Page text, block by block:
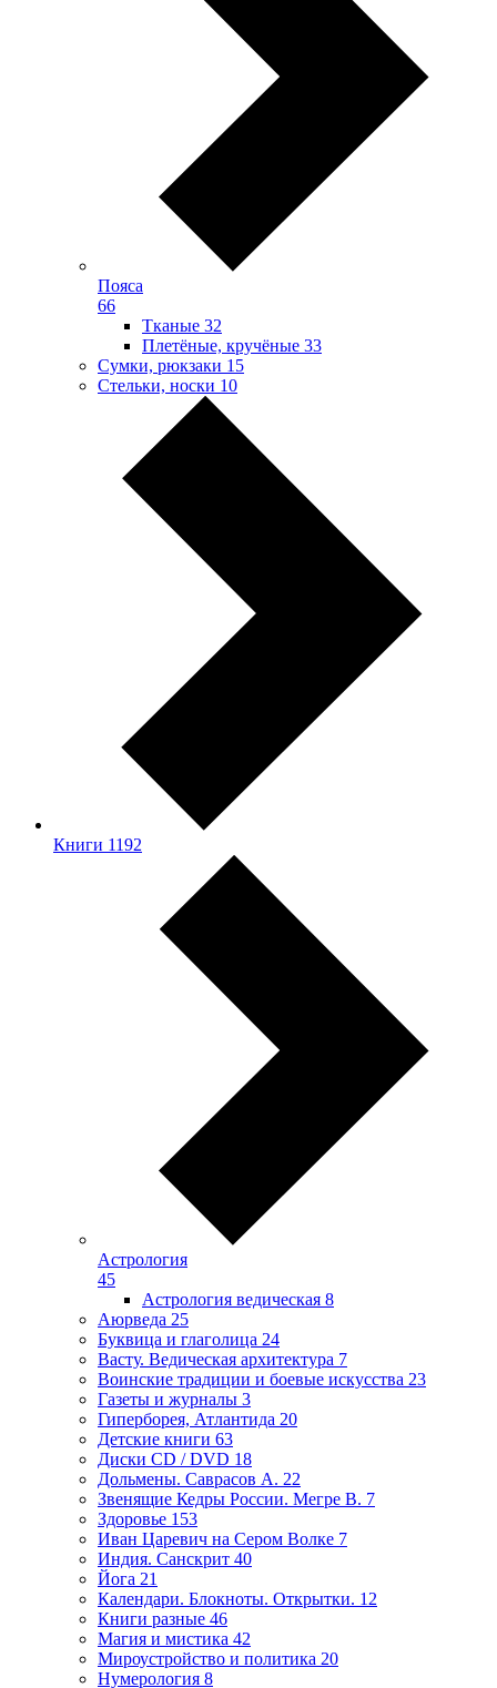
Пояса
66
Тканые 32
Плетёные, кручёные 33
Сумки, рюкзаки 15
Стельки, носки 10
Книги 1192
Астрология
45
Астрология ведическая 8
Аюрведа 25
Буквица и глаголица 24
Васту. Ведическая архитектура 7
Воинские традиции и боевые искусства 23
Газеты и журналы 3
Гиперборея, Атлантида 20
Детские книги 63
Диски CD / DVD 18
Дольмены. Саврасов А. 22
Звенящие Кедры России. Мегре В. 7
Здоровье 153
Иван Царевич на Сером Волке 7
Индия. Санскрит 40
Йога 21
Календари. Блокноты. Открытки. 12
Книги разные 46
Магия и мистика 42
Мироустройство и политика 20
Нумерология 8